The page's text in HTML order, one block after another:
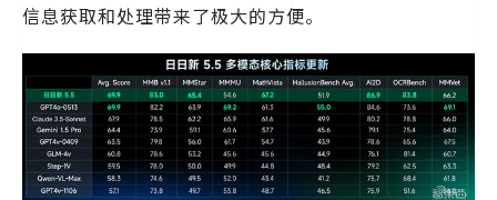
信息获取和处理带来了极大的方便。